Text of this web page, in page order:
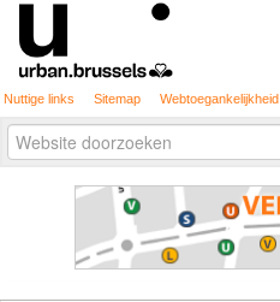
Nuttige links Sitemap Webtoegankelijkheid
Zoek
Geavanceerd
zoeken...